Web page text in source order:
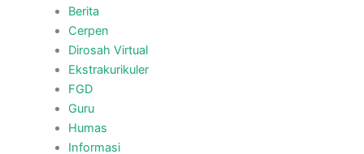
Berita
Cerpen
Dirosah Virtual
Ekstrakurikuler
FGD
Guru
Humas
Informasi